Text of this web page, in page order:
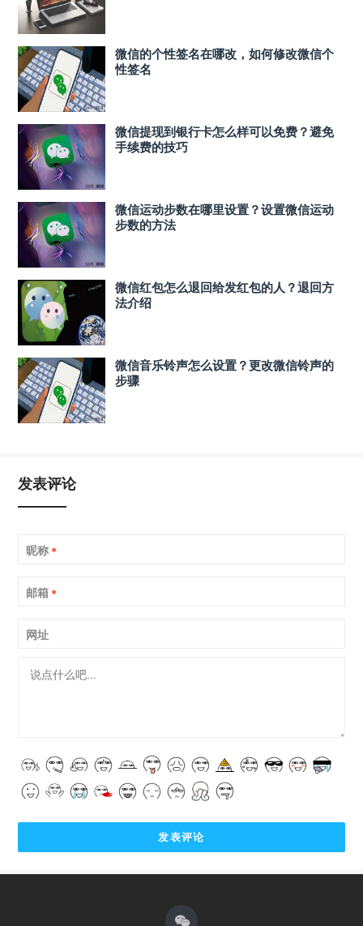
微信的个性签名在哪改，如何修改微信个
性签名
微信提现到银行卡怎么样可以免费？避免
手续费的技巧
微信运动步数在哪里设置？设置微信运动
步数的方法
微信红包怎么退回给发红包的人？退回方
法介绍
微信音乐铃声怎么设置？更改微信铃声的
步骤
发表评论
昵称 *
邮箱 *
网址